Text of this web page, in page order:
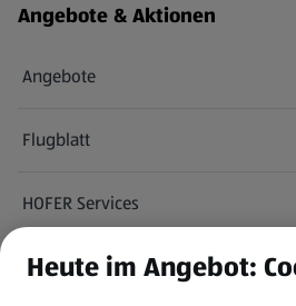
Angebote & Aktionen
Angebote
Flugblatt
HOFER Services
Newsletter
Heute im Angebot: